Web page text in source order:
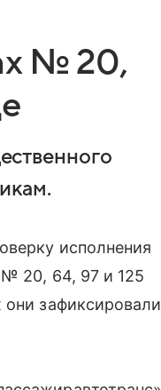
№ 20,
исполнения
№ 20, 64, 97 и 125
зафиксировали